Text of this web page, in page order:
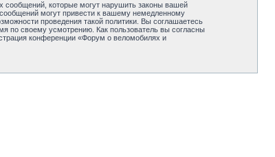
сообщений, которые могут нарушить законы вашей
могут привести к вашему немедленному
проведения такой политики. Вы соглашаетесь
по своему усмотрению. Как пользователь вы согласны
конференции «Форум о веломобилях и